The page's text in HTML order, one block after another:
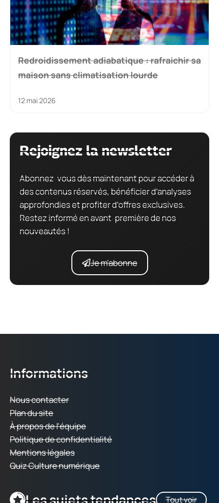
Redroidissement adiabatique : rafraichir sa
maison sans climatisation lourde
12 mai 2026
Rejoignez la newsletter
Abonnez-vous dès maintenant pour accéder à
des contenus réservés, bénéficier d’analyses
approfondies et profiter d’offres exclusives.
Restez informé en avant-première de nos
nouveautés !
Je m'abonne
Informations
Nous contacter
Plan du site
À propos de l'équipe
Politique de confidentialité
Mentions légales
Quiz Culture numérique
Tout voir